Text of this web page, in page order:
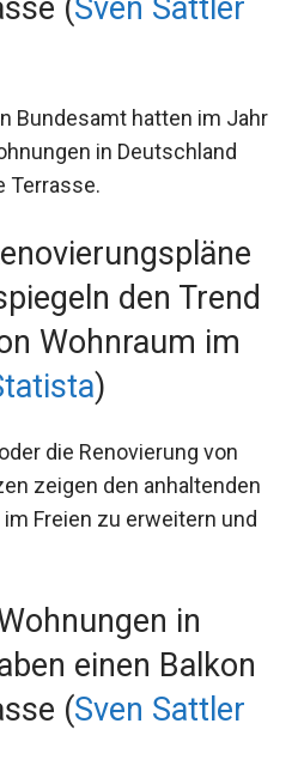
(Sven Sattler
Bundesamt hatten im Jahr
in Deutschland
Terrasse.
den Trend
Wohnraum im
)
die Renovierung von
zeigen den anhaltenden
Freien zu erweitern und
in
einen Balkon
(Sven Sattler